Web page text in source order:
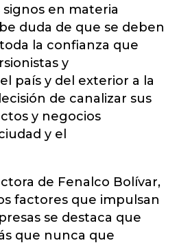
signos en materia
duda de que se deben
la confianza que
y
país y del exterior a la
de canalizar sus
y negocios
y el
de Fenalco Bolívar,
factores que impulsan
se destaca que
que nunca que